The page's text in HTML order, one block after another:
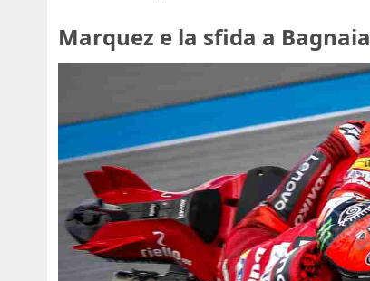
Marquez e la sfida a Bagnaia